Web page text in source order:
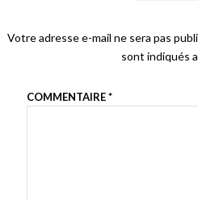
Votre adresse e-mail ne sera pas
sont indiqués
COMMENTAIRE*